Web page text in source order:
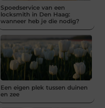
Spoedservice van een
locksmith in Den Haag:
wanneer heb je die nodig?
Een eigen plek tussen duinen
en zee